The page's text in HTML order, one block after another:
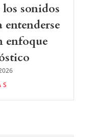
sonidos
enfoque